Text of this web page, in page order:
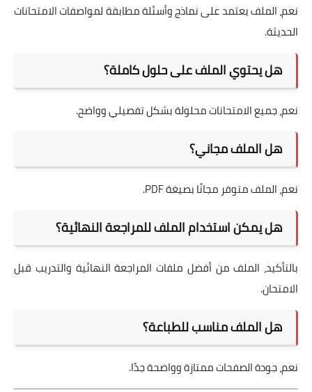
نعم، الملف يعتمد على نماذج وأسئلة مطابقة لمواصفات الامتحانات
الحديثة.
هل يحتوي الملف على حلول كاملة؟
نعم، جميع الامتحانات محلولة بشكل تفصيلي وواضح.
هل الملف مجاني؟
نعم، الملف متوفر مجانًا بصيغة PDF.
هل يمكن استخدام الملف للمراجعة النهائية؟
بالتأكيد، الملف من أفضل ملفات المراجعة النهائية والتدريب قبل
الامتحان.
هل الملف مناسب للطباعة؟
نعم، جودة الصفحات ممتازة وواضحة جدًا.